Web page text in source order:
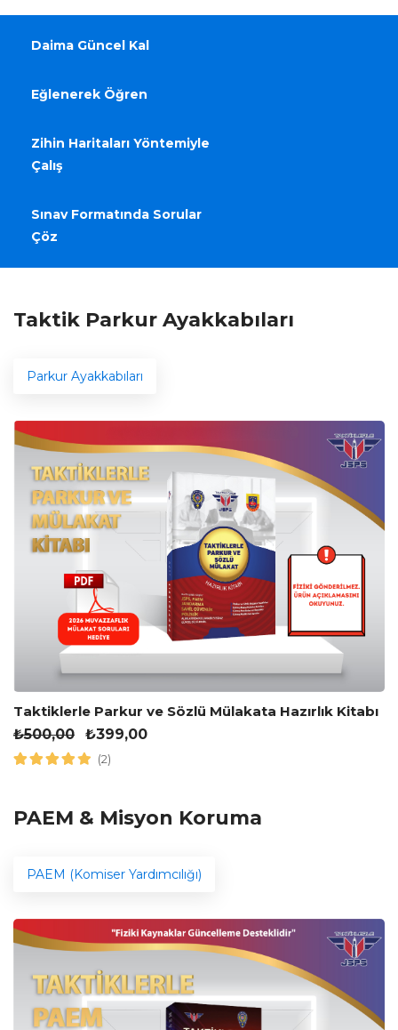
Daima Güncel Kal
Eğlenerek Öğren
Zihin Haritaları Yöntemiyle
Çalış
Sınav Formatında Sorular
Çöz
Taktik Parkur Ayakkabıları
Parkur Ayakkabıları
Taktiklerle Parkur ve Sözlü Mülakata Hazırlık Kitabı
₺500,00 ₺399,00
(2)
PAEM & Misyon Koruma
PAEM (Komiser Yardımcılığı)